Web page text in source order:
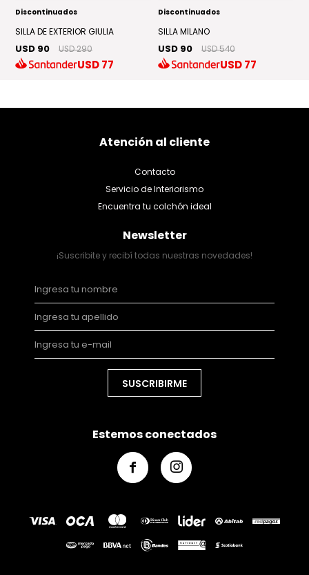
Discontinuados
SILLA DE EXTERIOR GIULIA
USD 90 USD 290
USD77
Discontinuados
SILLA MILANO
USD 90 USD 540
USD77
Atención al cliente
Contacto
Servicio de Interiorismo
Encuentra tu colchón ideal
Newsletter
¡Suscribite y recibí todas nuestras novedades!
SUSCRIBIRME
Estemos conectados
 